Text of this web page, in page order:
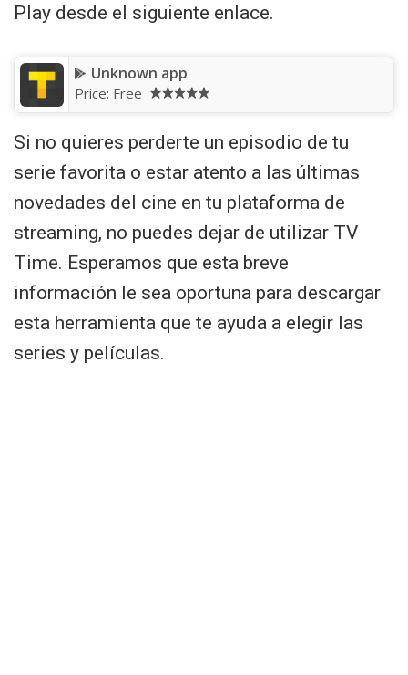
Play desde el siguiente enlace.
Unknown app
Price: Free
Si no quieres perderte un episodio de tu
serie favorita o estar atento a las últimas
novedades del cine en tu plataforma de
streaming, no puedes dejar de utilizar TV
Time. Esperamos que esta breve
información le sea oportuna para descargar
esta herramienta que te ayuda a elegir las
series y películas.